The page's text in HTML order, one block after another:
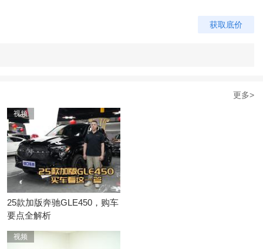
获取底价
更多>
视频
25款加版奔驰GLE450，购车
要点全解析
视频